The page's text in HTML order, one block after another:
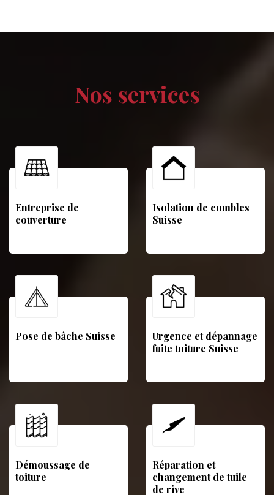
Nos services
Entreprise de
couverture
Isolation de combles
Suisse
Pose de bâche Suisse
Urgence et dépannage
fuite toiture Suisse
Démoussage de
toiture
Réparation et
changement de tuile
de rive